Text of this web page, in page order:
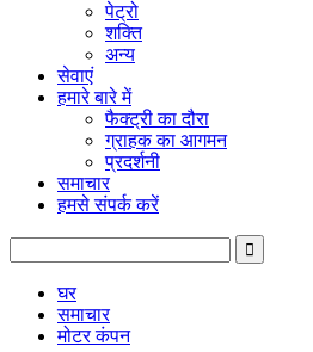
पेट्रो
शक्ति
अन्य
सेवाएं
हमारे बारे में
फैक्ट्री का दौरा
ग्राहक का आगमन
प्रदर्शनी
समाचार
हमसे संपर्क करें
घर
समाचार
मोटर कंपन